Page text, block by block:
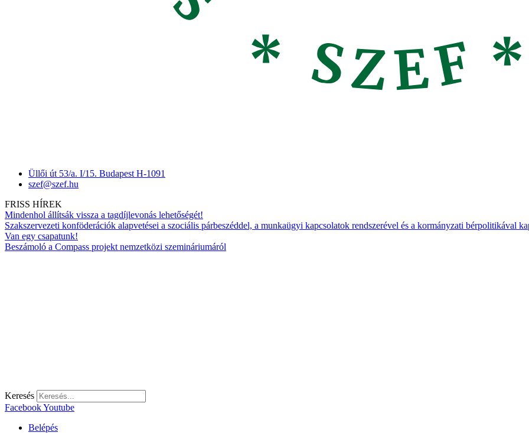
Üllői út 53/a. I/15. Budapest H-1091
szef@szef.hu
FRISS HÍREK
Mindenhol állítsák vissza a tagdíjlevonás lehetőségét!
Szakszervezeti konföderációk alapvetései a szociális párbeszéddel, a munkaügyi kapcsolatok rendszerével és a kormányzati bérpolitikával
Van egy csapatunk!
Beszámoló a Compass projekt nemzetközi szemináriumáról
Keresés
FacebookYoutube
Belépés